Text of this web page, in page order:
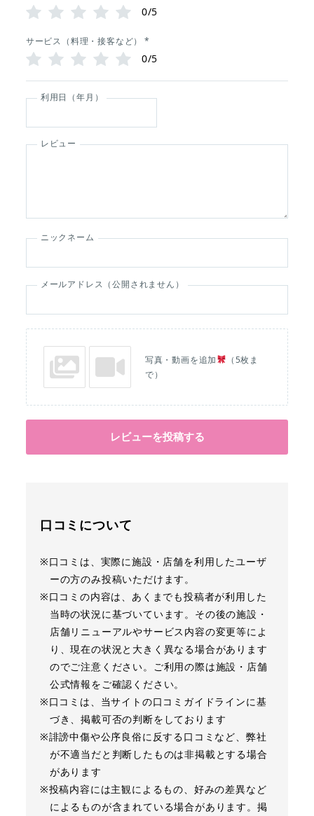
0/5
サービス（料理・接客など） *
0/5
利用日（年月）
レビュー
ニックネーム
メールアドレス（公開されません）
写真・動画を追加
（5枚ま
で）
レビューを投稿する
口コミについて
※口コミは、実際に施設・店舗を利用したユーザ
ーの方のみ投稿いただけます。
※口コミの内容は、あくまでも投稿者が利用した
当時の状況に基づいています。その後の施設・
店舗リニューアルやサービス内容の変更等によ
り、現在の状況と大きく異なる場合があります
のでご注意ください。ご利用の際は施設・店舗
公式情報をご確認ください。
※口コミは、当サイトの口コミガイドラインに基
づき、掲載可否の判断をしております
※誹謗中傷や公序良俗に反する口コミなど、弊社
が不適当だと判断したものは非掲載とする場合
があります
※投稿内容には主観によるもの、好みの差異など
によるものが含まれている場合があります。掲